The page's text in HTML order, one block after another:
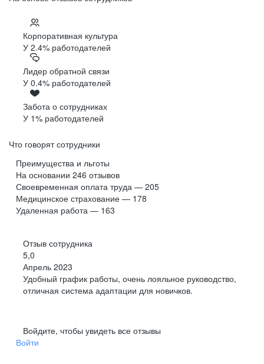
Корпоративная культура
У 2.4% работодателей
Лидер обратной связи
У 0.4% работодателей
Забота о сотрудниках
У 1% работодателей
Что говорят сотрудники
Преимущества и льготы
На основании 246 отзывов
Своевременная оплата труда — 205
Медицинское страхование — 178
Удаленная работа — 163
Отзыв сотрудника
5,0
Апрель 2023
Удобный график работы, очень лояльное руководство,
отличная система адаптации для новичков.
Войдите, чтобы увидеть все отзывы
Войти